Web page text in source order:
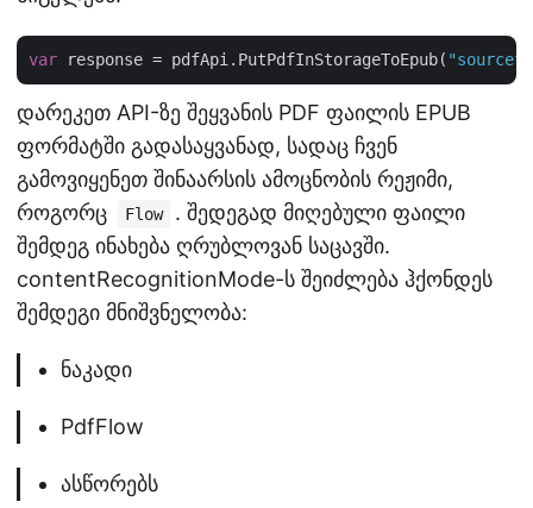
var response = pdfApi.PutPdfInStorageToEpub(
დარეკეთ API-ზე შეყვანის PDF ფაილის EPUB
ფორმატში გადასაყვანად, სადაც ჩვენ
გამოვიყენეთ შინაარსის ამოცნობის რეჟიმი,
როგორც
Flow
. შედეგად მიღებული ფაილი
შემდეგ ინახება ღრუბლოვან საცავში.
contentRecognitionMode-ს შეიძლება ჰქონდეს
შემდეგი მნიშვნელობა:
ნაკადი
PdfFlow
ასწორებს